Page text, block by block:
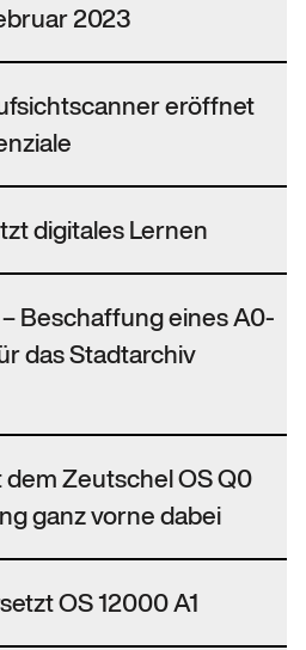
2023
eröffnet
digitales Lernen
Beschaffung eines A0-
das Stadtarchiv
dem Zeutschel OS Q0
ganz vorne dabei
OS 12000 A1